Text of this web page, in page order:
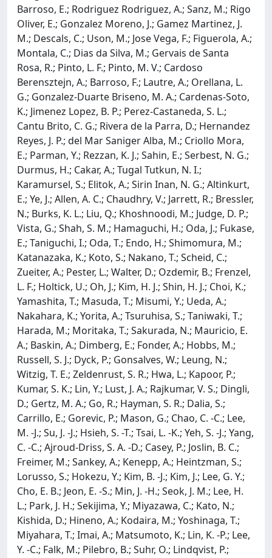
Barroso, E.; Rodriguez Rodriguez, A.; Sanz, M.; Rigo
Oliver, E.; Gonzalez Moreno, J.; Gamez Martinez, J.
M.; Descals, C.; Uson, M.; Jose Vega, F.; Figuerola, A.;
Montala, C.; Dias da Silva, M.; Gervais de Santa
Rosa, R.; Pinto, L. F.; Pinto, M. V.; Cardoso
Berensztejn, A.; Barroso, F.; Lautre, A.; Orellana, L.
G.; Gonzalez-Duarte Briseno, M. A.; Cardenas-Soto,
K.; Jimenez Lopez, B. P.; Perez-Castaneda, S. L.;
Cantu Brito, C. G.; Rivera de la Parra, D.; Hernandez
Reyes, J. P.; del Mar Saniger Alba, M.; Criollo Mora,
E.; Parman, Y.; Rezzan, K. J.; Sahin, E.; Serbest, N. G.;
Durmus, H.; Cakar, A.; Tugal Tutkun, N. I.;
Karamursel, S.; Elitok, A.; Sirin Inan, N. G.; Altinkurt,
E.; Ye, J.; Allen, A. C.; Chaudhry, V.; Jarrett, R.; Bressler,
N.; Burks, K. L.; Liu, Q.; Khoshnoodi, M.; Judge, D. P.;
Vista, G.; Shah, S. M.; Hamaguchi, H.; Oda, J.; Fukase,
E.; Taniguchi, I.; Oda, T.; Endo, H.; Shimomura, M.;
Katanazaka, K.; Koto, S.; Nakano, T.; Scheid, C.;
Zueiter, A.; Pester, L.; Walter, D.; Ozdemir, B.; Frenzel,
L. F.; Holtick, U.; Oh, J.; Kim, H. J.; Shin, H. J.; Choi, K.;
Yamashita, T.; Masuda, T.; Misumi, Y.; Ueda, A.;
Nakahara, K.; Yorita, A.; Tsuruhisa, S.; Taniwaki, T.;
Harada, M.; Moritaka, T.; Sakurada, N.; Mauricio, E.
A.; Baskin, A.; Dimberg, E.; Fonder, A.; Hobbs, M.;
Russell, S. J.; Dyck, P.; Gonsalves, W.; Leung, N.;
Witzig, T. E.; Zeldenrust, S. R.; Hwa, L.; Kapoor, P.;
Kumar, S. K.; Lin, Y.; Lust, J. A.; Rajkumar, V. S.; Dingli,
D.; Gertz, M. A.; Go, R.; Hayman, S. R.; Dalia, S.;
Carrillo, E.; Gorevic, P.; Mason, G.; Chao, C. -C.; Lee,
M. -J.; Su, J. -J.; Hsieh, S. -T.; Tsai, L. -K.; Yeh, S. -J.; Yang,
C. -C.; Ajroud-Driss, S. A. -D.; Casey, P.; Joslin, B. C.;
Freimer, M.; Sankey, A.; Kenepp, A.; Heintzman, S.;
Lorusso, S.; Hokezu, Y.; Kim, B. -J.; Kim, J.; Lee, G. Y.;
Cho, E. B.; Jeon, E. -S.; Min, J. -H.; Seok, J. M.; Lee, H.
L.; Park, J. H.; Sekijima, Y.; Miyazawa, C.; Kato, N.;
Kishida, D.; Hineno, A.; Kodaira, M.; Yoshinaga, T.;
Miyahara, T.; Imai, A.; Matsumoto, K.; Lin, K. -P.; Lee,
Y. -C.; Falk, M.; Pilebro, B.; Suhr, O.; Lindqvist, P.;